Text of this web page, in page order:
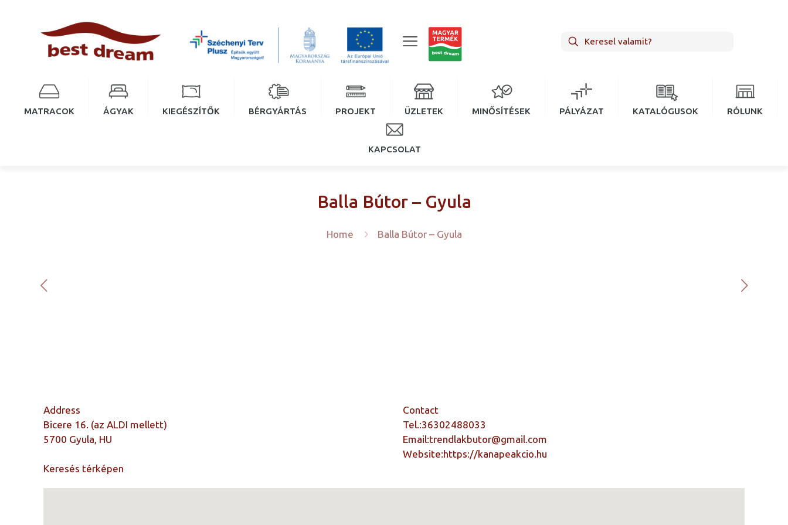
MATRACOK ÁGYAK KIEGÉSZÍTŐK BÉRGYÁRTÁS PROJEKT ÜZLETEK MINŐSÍTÉSEK PÁLYÁZAT KATALÓGUSOK RÓLUNK
KAPCSOLAT
Balla Bútor – Gyula
Home Balla Bútor – Gyula
Address
Bicere 16. (az ALDI mellett)
5700 Gyula, HU
Contact
Tel.:36302488033
Email:trendlakbutor@gmail.com
Website:https://kanapeakcio.hu
Keresés térképen